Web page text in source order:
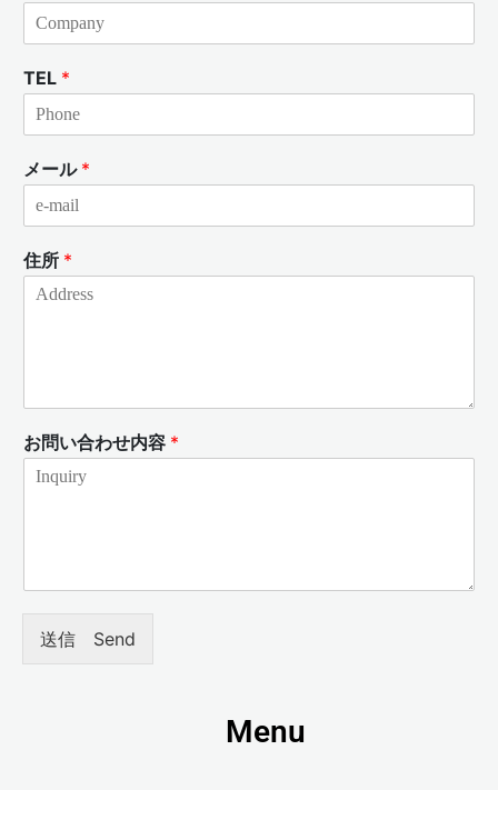
TEL *
メール *
住所 *
お問い合わせ内容 *
送信 Send
Menu